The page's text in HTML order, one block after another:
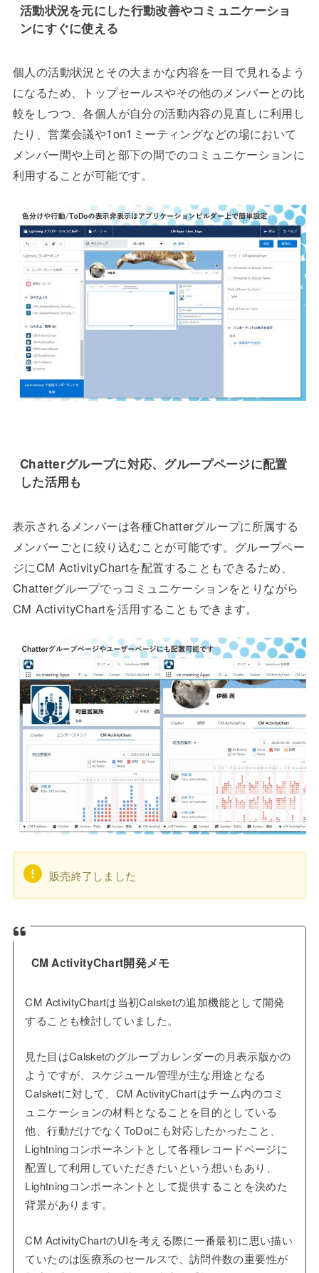
活動状況を元にした行動改善やコミュニケーショ
ンにすぐに使える
個人の活動状況とその大まかな内容を一目で見れるよう
になるため、トップセールスやその他のメンバーとの比
較をしつつ、各個人が自分の活動内容の見直しに利用し
たり、営業会議や1on1ミーティングなどの場において
メンバー間や上司と部下の間でのコミュニケーションに
利用することが可能です。
Chatterグループに対応、グループページに配置
した活用も
表示されるメンバーは各種Chatterグループに所属する
メンバーごとに絞り込むことが可能です。グループペー
ジにCM ActivityChartを配置することもできるため、
Chatterグループでっコミュニケーションをとりながら
CM ActivityChartを活用することもできます。
販売終了しました
CM ActivityChart開発メモ
CM ActivityChartは当初Calsketの追加機能として開発
することも検討していました。
見た目はCalsketのグループカレンダーの月表示版かの
ようですが、スケジュール管理が主な用途となる
Calsketに対して、CM ActivityChartはチーム内のコミ
ュニケーションの材料となることを目的としている
他、行動だけでなくToDoにも対応したかったこと、
Lightningコンポーネントとして各種レコードページに
配置して利用していただきたいという想いもあり、
Lightningコンポーネントとして提供することを決めた
背景があります。
CM ActivityChartのUIを考える際に一番最初に思い描い
ていたのは医療系のセールスで、訪問件数の重要性が